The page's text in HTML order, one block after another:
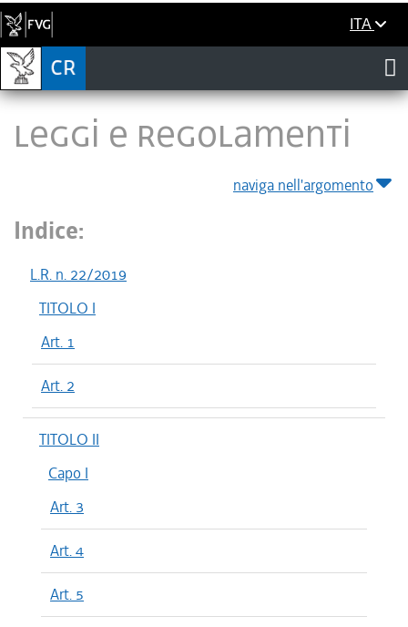
ITA
LEGGI E REGOLAMENTI
naviga nell'argomento
Indice:
L.R. n. 22/2019
TITOLO I
Art. 1
Art. 2
TITOLO II
Capo I
Art. 3
Art. 4
Art. 5